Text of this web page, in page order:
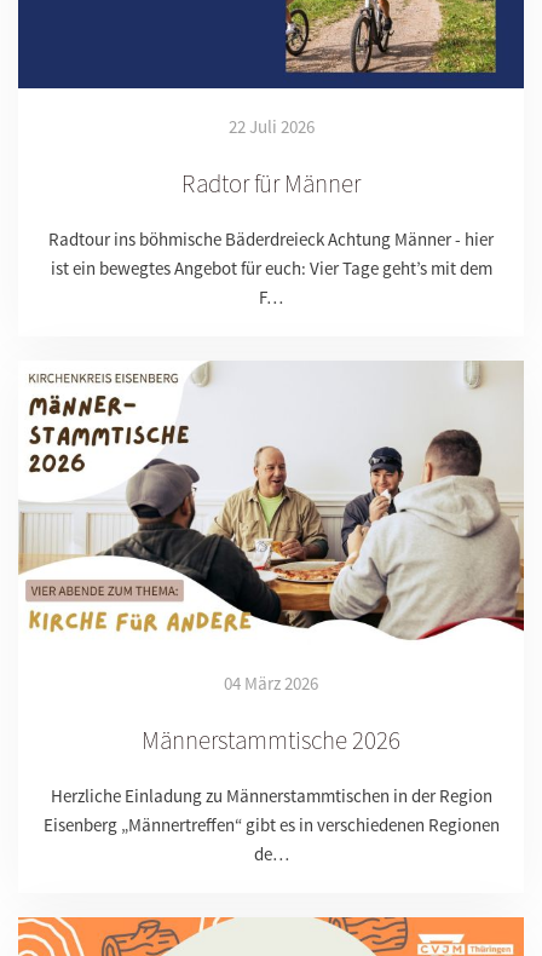
22 Juli 2026
Radtor für Männer
Radtour ins böhmische Bäderdreieck Achtung Männer - hier
ist ein bewegtes Angebot für euch: Vier Tage geht’s mit dem
F…
04 März 2026
Männerstammtische 2026
Herzliche Einladung zu Männerstammtischen in der Region
Eisenberg „Männertreffen“ gibt es in verschiedenen Regionen
de…